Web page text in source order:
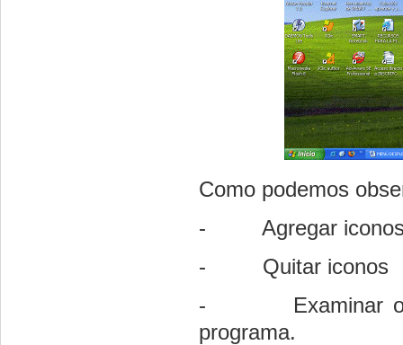
Como podemos
- Agregar
- Quitar iconos
- Examinar otros
programa.